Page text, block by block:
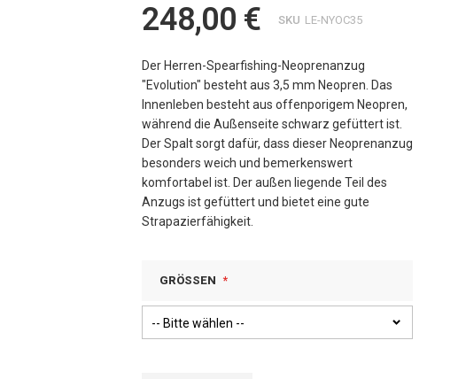
248,00 € SKU LE-NYOC35
Der Herren-Spearfishing-Neoprenanzug
"Evolution" besteht aus 3,5 mm Neopren. Das
Innenleben besteht aus offenporigem Neopren,
während die Außenseite schwarz gefüttert ist.
Der Spalt sorgt dafür, dass dieser Neoprenanzug
besonders weich und bemerkenswert
komfortabel ist. Der außen liegende Teil des
Anzugs ist gefüttert und bietet eine gute
Strapazierfähigkeit.
GRÖSSEN